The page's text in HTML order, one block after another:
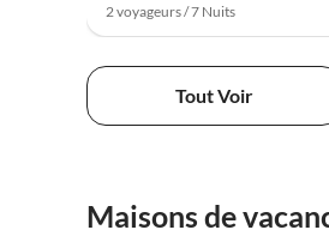
2 voyageurs / 7 Nuits
Tout Voir
Maisons de